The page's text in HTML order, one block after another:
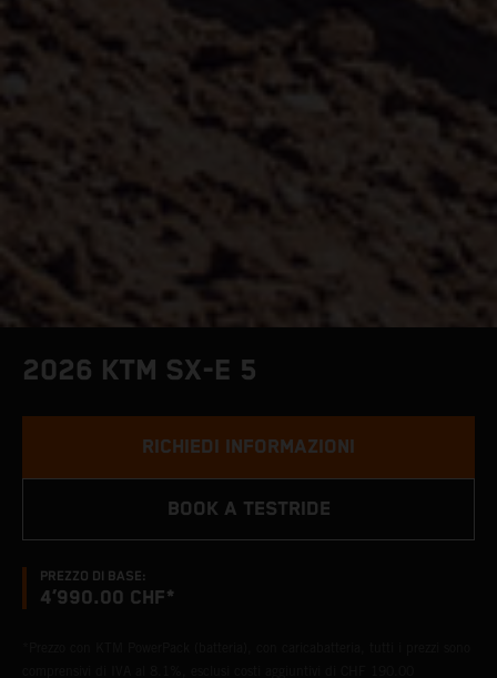
2026 KTM SX-E 5
PREZZO DI BASE:
4’990.00 CHF*
RICHIEDI INFORMAZIONI
BOOK A TESTRIDE